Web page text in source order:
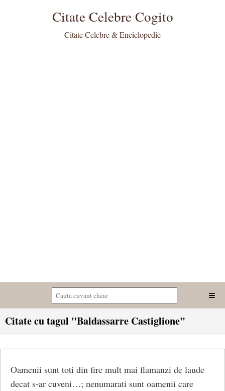
Citate Celebre Cogito
Citate Celebre & Enciclopedie
Citate cu tagul "Baldassarre Castiglione"
Oamenii sunt toti din fire mult mai flamanzi de laude
decat s-ar cuveni…; nenumarati sunt oamenii care